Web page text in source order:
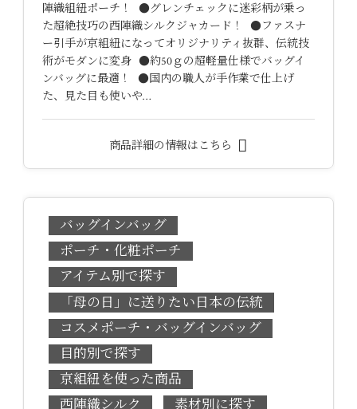
陣織組紐ポーチ！ ●グレンチェックに迷彩柄が乗っ
た超絶技巧の西陣織シルクジャカード！ ●ファスナ
ー引手が京組紐になってオリジナリティ抜群、伝統技
術がモダンに変身 ●約50ｇの超軽量仕様でバッグイ
ンバッグに最適！ ●国内の職人が手作業で仕上げ
た、見た目も使いや…
商品詳細の情報はこちら
バッグインバッグ
ポーチ・化粧ポーチ
アイテム別で探す
「母の日」に送りたい日本の伝統
コスメポーチ・バッグインバッグ
目的別で探す
京組紐を使った商品
西陣織シルク
素材別に探す